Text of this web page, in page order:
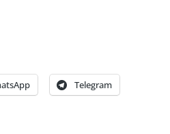
Telegram